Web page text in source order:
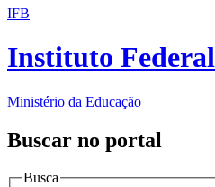
IFB
Instituto
Ministério da Educação
Buscar no portal
Busca